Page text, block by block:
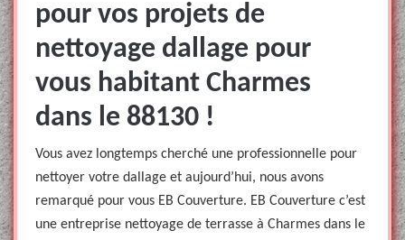
pour vos projets de
nettoyage dallage pour
vous habitant Charmes
dans le 88130 !
Vous avez longtemps cherché une professionnelle pour
nettoyer votre dallage et aujourd’hui, nous avons
remarqué pour vous EB Couverture. EB Couverture c’est
une entreprise nettoyage de terrasse à Charmes dans le